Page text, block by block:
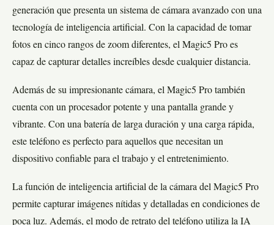
generación que presenta un sistema de cámara avanzado con una
tecnología de inteligencia artificial. Con la capacidad de tomar
fotos en cinco rangos de zoom diferentes, el Magic5 Pro es
capaz de capturar detalles increíbles desde cualquier distancia.
Además de su impresionante cámara, el Magic5 Pro también
cuenta con un procesador potente y una pantalla grande y
vibrante. Con una batería de larga duración y una carga rápida,
este teléfono es perfecto para aquellos que necesitan un
dispositivo confiable para el trabajo y el entretenimiento.
La función de inteligencia artificial de la cámara del Magic5 Pro
permite capturar imágenes nítidas y detalladas en condiciones de
poca luz. Además, el modo de retrato del teléfono utiliza la IA